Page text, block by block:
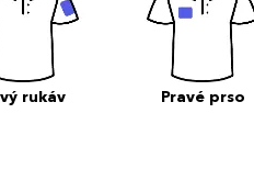
rukáv Pravé prso